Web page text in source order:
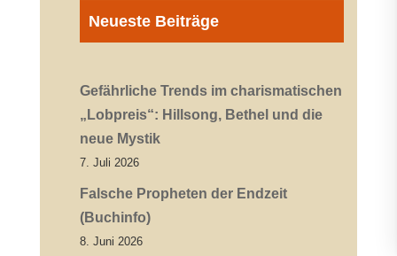
Neueste Beiträge
Gefährliche Trends im charismatischen
„Lobpreis“: Hillsong, Bethel und die
neue Mystik
7. Juli 2026
Falsche Propheten der Endzeit
(Buchinfo)
8. Juni 2026